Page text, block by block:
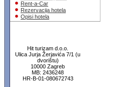
Rent-a-Car
Rezervacija hotela
Opisi hotela
Hit turizam d.o.o.
Ulica Jurja Žerjavića 7/1 (u
dvorištu)
10000 Zagreb
MB: 2436248
HR-B-01-080672743